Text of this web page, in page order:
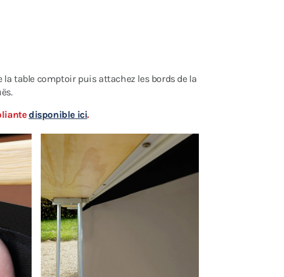
la table comptoir puis attachez les bords de la
disponible ici.